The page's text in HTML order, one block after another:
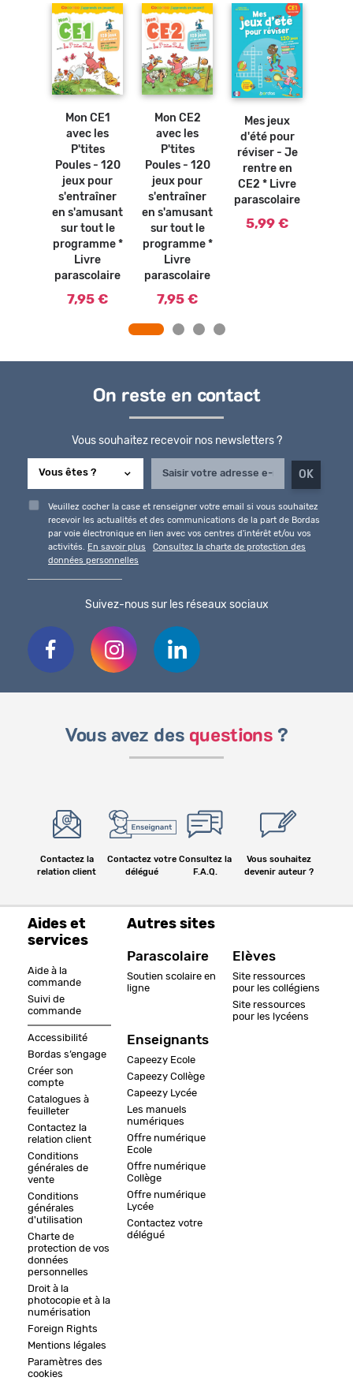
Ajouter
au
Mon CE1
avec les
P'tites
Poules - 120
jeux pour
s'entraîner
en s'amusant
sur tout le
programme *
Livre
parascolaire
7,95 €
Ajouter
au
Mon CE2
avec les
P'tites
Poules - 120
jeux pour
s'entraîner
en s'amusant
sur tout le
programme *
Livre
parascolaire
7,95 €
Ajouter
au
Mes jeux
d'été pour
réviser - Je
rentre en
CE2 * Livre
parascolaire
5,99 €
On reste en contact
Vous souhaitez recevoir nos newsletters ?
Veuillez cocher la case et renseigner votre email si vous souhaitez
recevoir les actualités et des communications de la part de Bordas
par voie électronique en lien avec vos centres d'intérêt et/ou vos
activités.
En savoir plus
Consultez la charte de protection des
données personnelles
Suivez-nous sur les réseaux sociaux
Vous avez des questions ?
Contactez la
relation client
Contactez votre
délégué
Consultez la
F.A.Q.
Vous souhaitez
devenir auteur ?
Aides et
services
Aide à la
commande
Suivi de
commande
Accessibilité
Bordas s’engage
Créer son
compte
Catalogues à
feuilleter
Contactez la
relation client
Conditions
générales de
vente
Conditions
générales
d'utilisation
Charte de
protection de vos
données
personnelles
Droit à la
photocopie et à la
numérisation
Foreign Rights
Mentions légales
Paramètres des
cookies
Autres sites
Parascolaire
Soutien scolaire en
ligne
Enseignants
Capeezy Ecole
Capeezy Collège
Capeezy Lycée
Les manuels
numériques
Offre numérique
Ecole
Offre numérique
Collège
Offre numérique
Lycée
Contactez votre
délégué
Elèves
Site ressources
pour les collégiens
Site ressources
pour les lycéens